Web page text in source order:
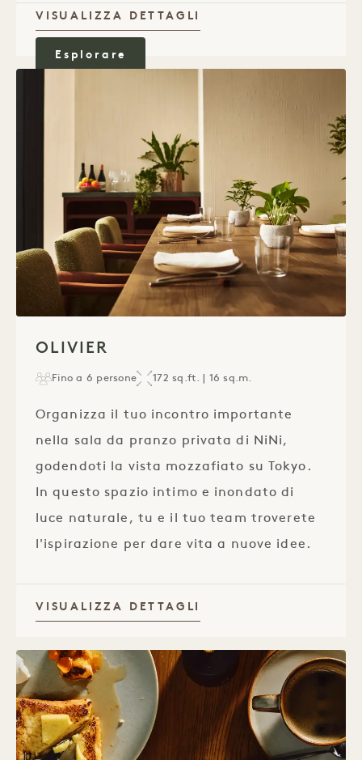
VISUALIZZA DETTAGLI
Esplorare
OLIVIER
Fino a 6 persone 172 sq.ft. | 16 sq.m.
Organizza il tuo incontro importante
nella sala da pranzo privata di NiNi,
godendoti la vista mozzafiato su Tokyo.
In questo spazio intimo e inondato di
luce naturale, tu e il tuo team troverete
l'ispirazione per dare vita a nuove idee.
VISUALIZZA DETTAGLI